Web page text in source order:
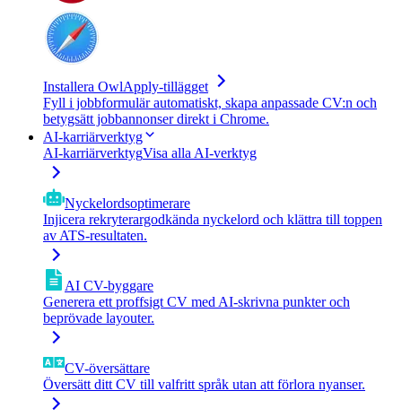
Installera OwlApply-tillägget
Fyll i jobbformulär automatiskt, skapa anpassade CV:n och
betygsätt jobbannonser direkt i Chrome.
AI-karriärverktyg
AI-karriärverktygVisa alla AI-verktyg
Nyckelordsoptimerare
Injicera rekryterargodkända nyckelord och klättra till toppen
av ATS-resultaten.
AI CV-byggare
Generera ett proffsigt CV med AI-skrivna punkter och
beprövade layouter.
CV-översättare
Översätt ditt CV till valfritt språk utan att förlora nyanser.